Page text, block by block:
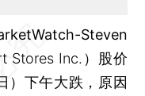
Steven
Stores Inc.）股价
）下午大跌，原因